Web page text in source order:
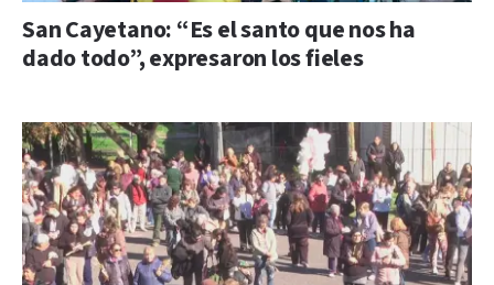
San Cayetano: “Es el santo que nos ha
dado todo”, expresaron los fieles